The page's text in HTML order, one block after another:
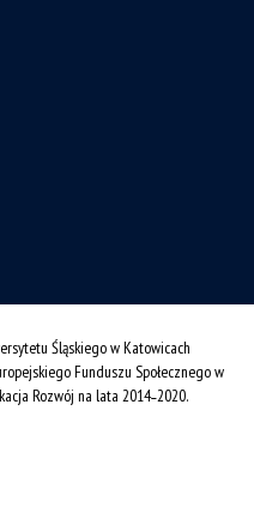
Śląskiego w Katowicach
Funduszu Społecznego w
Rozwój na lata 2014˗2020.